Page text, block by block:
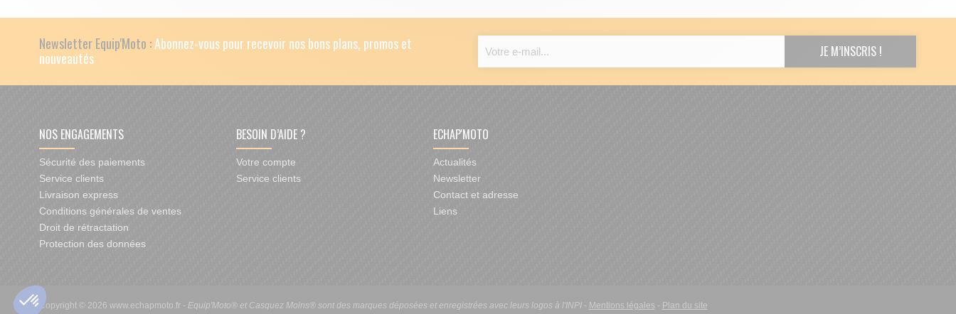
Newsletter Equip'Moto :Abonnez-vous pour recevoir nos bons plans, promos et
nouveautés
NOS ENGAGEMENTS
Sécurité des paiements
Service clients
Livraison express
Conditions générales de ventes
Droit de rétractation
Protection des données
BESOIN D’AIDE ?
Votre compte
Service clients
ECHAP'MOTO
Actualités
Newsletter
Contact et adresse
Liens
Copyright © 2026 www.echapmoto.fr - Equip'Moto® et Casquez Moins® sont des marques déposées et enregistrées avec leurs logos à l'INPI- Mentions légales - Plan du site